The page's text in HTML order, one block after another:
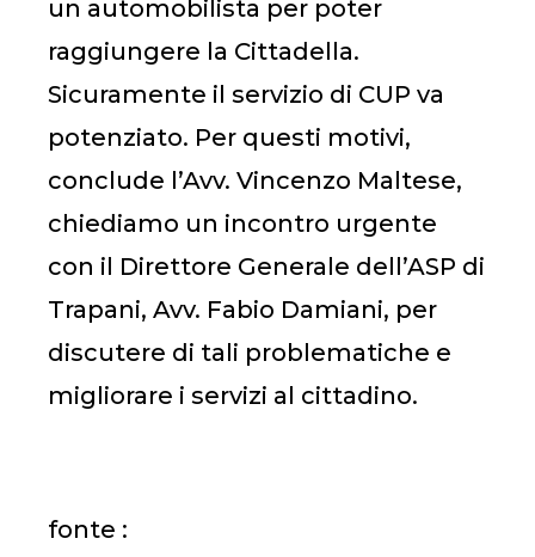
un automobilista per poter
raggiungere la Cittadella.
Sicuramente il servizio di CUP va
potenziato. Per questi motivi,
conclude l’Avv. Vincenzo Maltese,
chiediamo un incontro urgente
con il Direttore Generale dell’ASP di
Trapani, Avv. Fabio Damiani, per
discutere di tali problematiche e
migliorare i servizi al cittadino.
fonte :